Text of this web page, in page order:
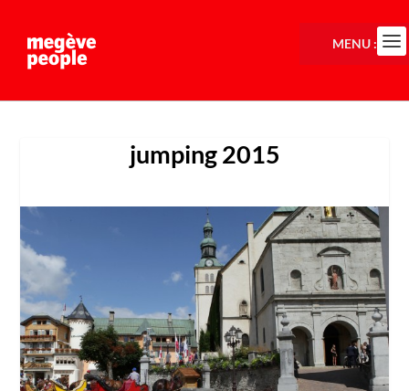
jumping 2015
MENU :